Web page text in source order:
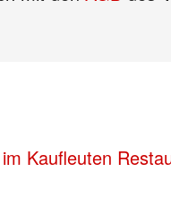
Kaufleuten